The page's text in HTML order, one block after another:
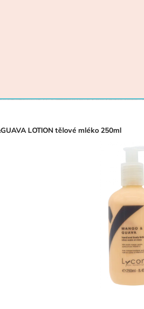
LOTION tělové mléko 250ml